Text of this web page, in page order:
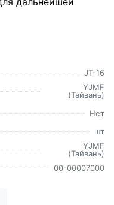
JT-16
YJMF
(Тайвань)
Нет
шт
YJMF
(Тайвань)
00-00007000